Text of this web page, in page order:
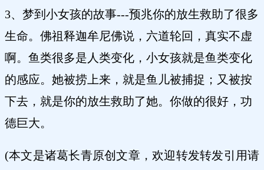
3、梦到小女孩的故事---预兆你的放生救助了很多
生命。佛祖释迦牟尼佛说，六道轮回，真实不虚
啊。鱼类很多是人类变化，小女孩就是鱼类变化
的感应。她被捞上来，就是鱼儿被捕捉；又被按
下去，就是你的放生救助了她。你做的很好，功
德巨大。
(本文是诸葛长青原创文章，欢迎转发转发引用请